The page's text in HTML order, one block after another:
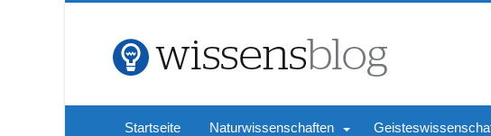
Startseite Naturwissenschaften